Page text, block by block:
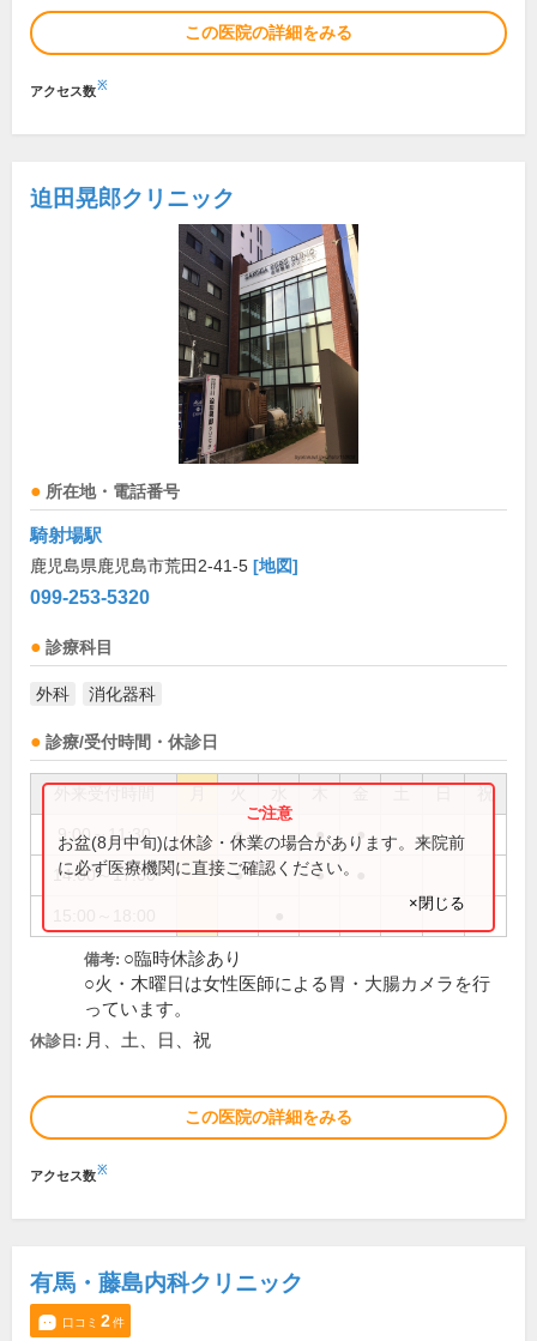
この医院の詳細をみる
アクセス数※
迫田晃郎クリニック
所在地・電話番号
騎射場駅
鹿児島県鹿児島市荒田2-41-5 [地図]
099-253-5320
診療科目
外科 消化器科
診療/受付時間・休診日
祝
9:00～11:30 ● ● ●
14:00～17:00 ● ●
お盆(8月中旬)は休診・休業の場合があります。来院前
に必ず医療機関に直接ご確認ください。
×閉じる
備考: ○臨時休診あり
○火・木曜日は女性医師による胃・大腸カメラを行
っています。
休診日: 月、土、日、祝
この医院の詳細をみる
アクセス数※
有馬・藤島内科クリニック
口コミ 2件